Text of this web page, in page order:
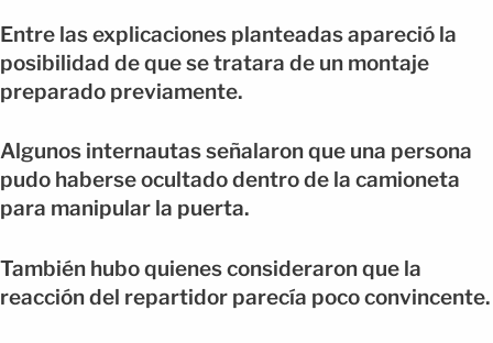
Entre las explicaciones planteadas apareció la
posibilidad de que se tratara de un montaje
preparado previamente.
Algunos internautas señalaron que una persona
pudo haberse ocultado dentro de la camioneta
para manipular la puerta.
También hubo quienes consideraron que la
reacción del repartidor parecía poco convincente.